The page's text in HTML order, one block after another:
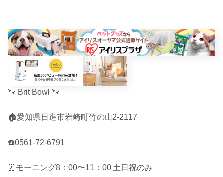
🐾 Brit Bowl 🐾
🏠愛知県日進市岩崎町竹の山2-2117
☎️0561-72-6791
⏰モーニング8：00〜11：00 土日祝のみ